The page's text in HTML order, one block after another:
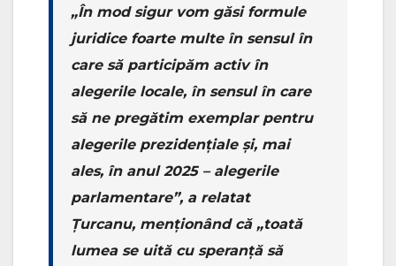
„În mod sigur vom găsi formule
juridice foarte multe în sensul în
care să participăm activ în
alegerile locale, în sensul în care
să ne pregătim exemplar pentru
alegerile prezidențiale și, mai
ales, în anul 2025 – alegerile
parlamentare”, a relatat
Țurcanu, menționând că „toată
lumea se uită cu speranță să